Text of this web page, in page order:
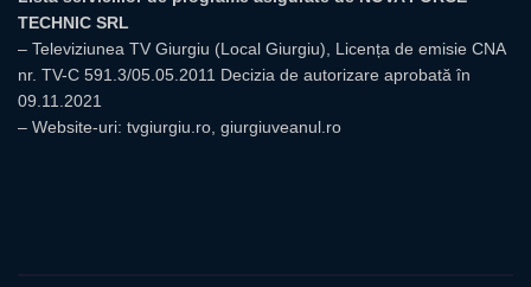
TECHNIC SRL
– Televiziunea TV Giurgiu (Local Giurgiu), Licența de emisie CNA
nr. TV-C 591.3/05.05.2011 Decizia de autorizare aprobată în
09.11.2021
– Website-uri: tvgiurgiu.ro, giurgiuveanul.ro